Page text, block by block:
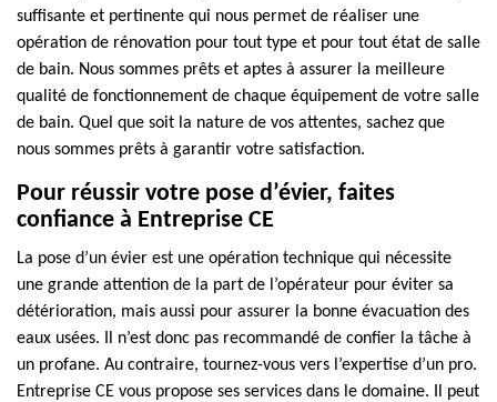
suffisante et pertinente qui nous permet de réaliser une
opération de rénovation pour tout type et pour tout état de salle
de bain. Nous sommes prêts et aptes à assurer la meilleure
qualité de fonctionnement de chaque équipement de votre salle
de bain. Quel que soit la nature de vos attentes, sachez que
nous sommes prêts à garantir votre satisfaction.
Pour réussir votre pose d’évier, faites
confiance à Entreprise CE
La pose d’un évier est une opération technique qui nécessite
une grande attention de la part de l’opérateur pour éviter sa
détérioration, mais aussi pour assurer la bonne évacuation des
eaux usées. Il n’est donc pas recommandé de confier la tâche à
un profane. Au contraire, tournez-vous vers l’expertise d’un pro.
Entreprise CE vous propose ses services dans le domaine. Il peut